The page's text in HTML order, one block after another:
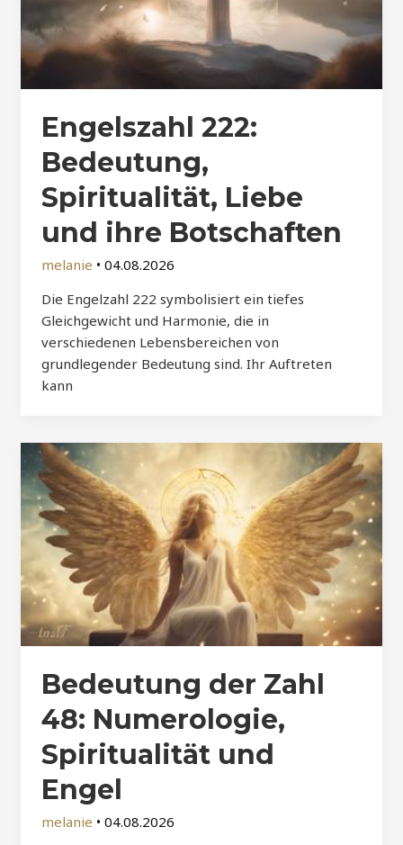
Engelszahl 222:
Bedeutung,
Spiritualität, Liebe
und ihre Botschaften
melanie • 04.08.2026
Die Engelzahl 222 symbolisiert ein tiefes
Gleichgewicht und Harmonie, die in
verschiedenen Lebensbereichen von
grundlegender Bedeutung sind. Ihr Auftreten
kann
Bedeutung der Zahl
48: Numerologie,
Spiritualität und
Engel
melanie • 04.08.2026